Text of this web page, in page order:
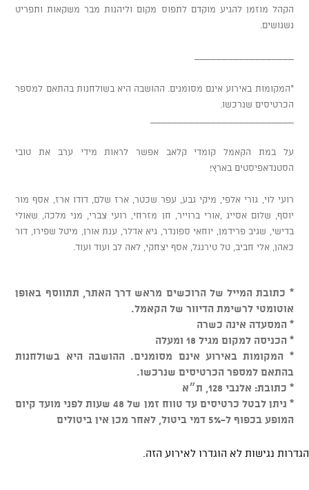
הקהל מוזמן להגיע מוקדם לתפוס מקום וליהנות מבר משקאות ותפריט
נשנושים.
*המקומות באירוע אינם מסומנים. ההושבה היא בשולחנות בהתאם למספר
הכרטיסים שנרכשו.
על במת הקאמל קומדי קלאב אפשר לראות מידי ערב את טובי
הסטנדאפיסטים בארץ!
רועי לוי, גורי אלפי, מיקי גבע, עפר שכטר, ארז שלם, דודו ארז, אסף מור
יוסף, שלום אסייג ,אורי ברוייר, חן מזרחי, רועי צברי, מני מלכה, שאולי
בדישי, שגיב פרידמן, יוחאי ספונדר, גיא אדלר, ענת אורן, מיטל שפירו, דור
כאהן, אלי חביב, טל טירנגל, אסף יצחקי, לאה לב ועוד ועוד.
* כתובת המייל של הרוכשים מראש דרך האתר, תתווסף באופן
אוטומטי לרשימת הדיוור של הקאמל.
* המסעדה אינה כשרה
* הכניסה למקום מגיל 18 ומעלה
* המקומות באירוע אינם מסומנים. ההושבה היא בשולחנות
בהתאם למספר הכרטיסים שנרכשו.
* כתובת: אלנבי 128, ת״א
* ניתן לבטל כרטיסים עד טווח זמן של 48 שעות לפני מועד קיום
המופע בכפוף ל-5% דמי ביטול, לאחר מכן אין ביטולים
הגדרות נגישות לא הוגדרו לאירוע הזה.